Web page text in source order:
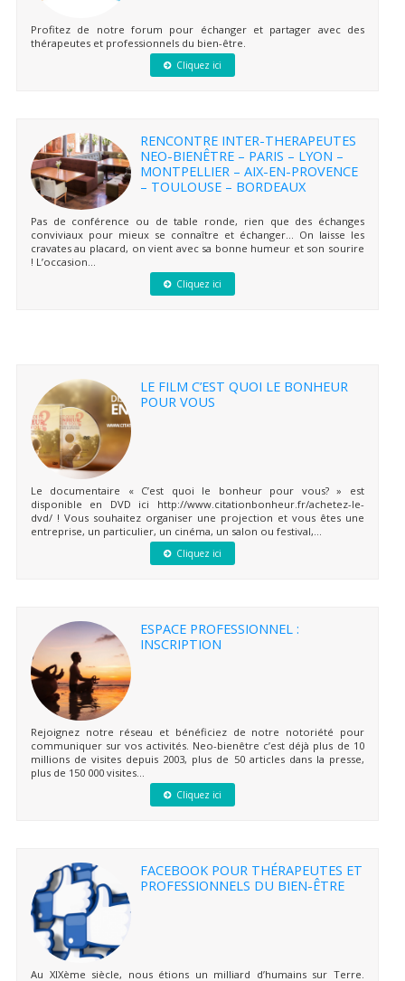
Profitez de notre forum pour échanger et partager avec des
thérapeutes et professionnels du bien-être.
Cliquez ici
RENCONTRE INTER-THERAPEUTES
NEO-BIENÊTRE – PARIS – LYON –
MONTPELLIER – AIX-EN-PROVENCE
– TOULOUSE – BORDEAUX
Pas de conférence ou de table ronde, rien que des échanges
conviviaux pour mieux se connaître et échanger… On laisse les
cravates au placard, on vient avec sa bonne humeur et son sourire
! L’occasion...
Cliquez ici
LE FILM C’EST QUOI LE BONHEUR
POUR VOUS
Le documentaire « C’est quoi le bonheur pour vous? » est
disponible en DVD ici http://www.citationbonheur.fr/achetez-le-
dvd/ ! Vous souhaitez organiser une projection et vous êtes une
entreprise, un particulier, un cinéma, un salon ou festival,...
Cliquez ici
ESPACE PROFESSIONNEL :
INSCRIPTION
Rejoignez notre réseau et bénéficiez de notre notoriété pour
communiquer sur vos activités. Neo-bienêtre c’est déjà plus de 10
millions de visites depuis 2003, plus de 50 articles dans la presse,
plus de 150 000 visites...
Cliquez ici
FACEBOOK POUR THÉRAPEUTES ET
PROFESSIONNELS DU BIEN-ÊTRE
Au XIXème siècle, nous étions un milliard d’humains sur Terre.